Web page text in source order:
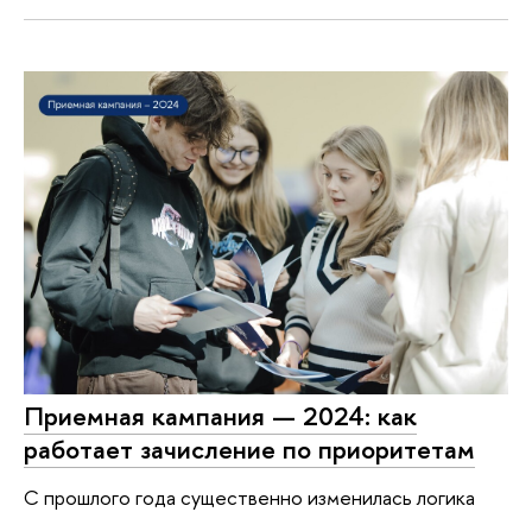
Приемная кампания — 2024: как
работает зачисление по приоритетам
С прошлого года существенно изменилась логика